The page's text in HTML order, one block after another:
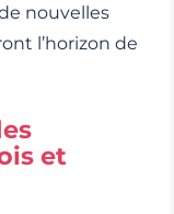
nouvelles
l’horizon de
et